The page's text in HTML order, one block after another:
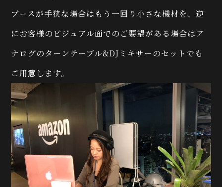
ブースが手狭な場合はもう一回り小さな機材を、逆
にお客様のビジュアル面でのご要望がある場合はア
ナログのターンテーブル&DJミキサーのセットでも
ご用意します。